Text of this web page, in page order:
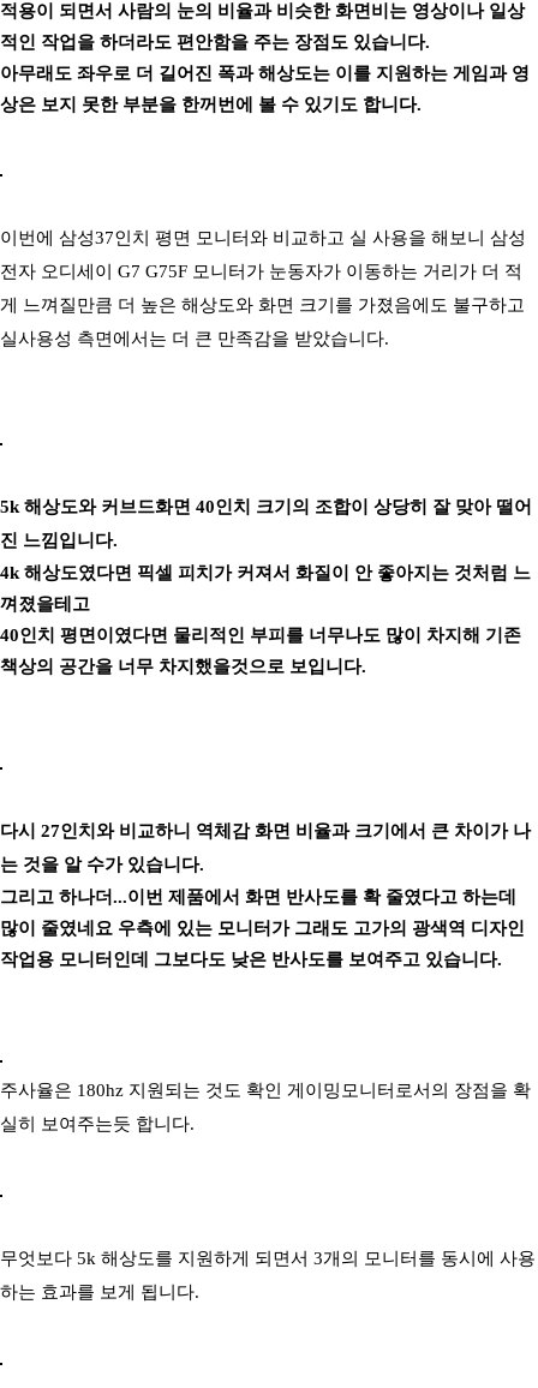
적용이 되면서 사람의 눈의 비율과 비슷한 화면비는 영상이나 일상
적인 작업을 하더라도 편안함을 주는 장점도 있습니다.
아무래도 좌우로 더 길어진 폭과 해상도는 이를 지원하는 게임과 영
상은 보지 못한 부분을 한꺼번에 볼 수 있기도 합니다.
이번에 삼성37인치 평면 모니터와 비교하고 실 사용을 해보니 삼성
전자 오디세이 G7 G75F 모니터가 눈동자가 이동하는 거리가 더 적
게 느껴질만큼 더 높은 해상도와 화면 크기를 가졌음에도 불구하고
실사용성 측면에서는 더 큰 만족감을 받았습니다.
5k 해상도와 커브드화면 40인치 크기의 조합이 상당히 잘 맞아 떨어
진 느낌입니다.
4k 해상도였다면 픽셀 피치가 커져서 화질이 안 좋아지는 것처럼 느
껴졌을테고
40인치 평면이였다면 물리적인 부피를 너무나도 많이 차지해 기존
책상의 공간을 너무 차지했을것으로 보입니다.
다시 27인치와 비교하니 역체감 화면 비율과 크기에서 큰 차이가 나
는 것을 알 수가 있습니다.
그리고 하나더...이번 제품에서 화면 반사도를 확 줄였다고 하는데
많이 줄였네요 우측에 있는 모니터가 그래도 고가의 광색역 디자인
작업용 모니터인데 그보다도 낮은 반사도를 보여주고 있습니다.
주사율은 180hz 지원되는 것도 확인 게이밍모니터로서의 장점을 확
실히 보여주는듯 합니다.
무엇보다 5k 해상도를 지원하게 되면서 3개의 모니터를 동시에 사용
하는 효과를 보게 됩니다.